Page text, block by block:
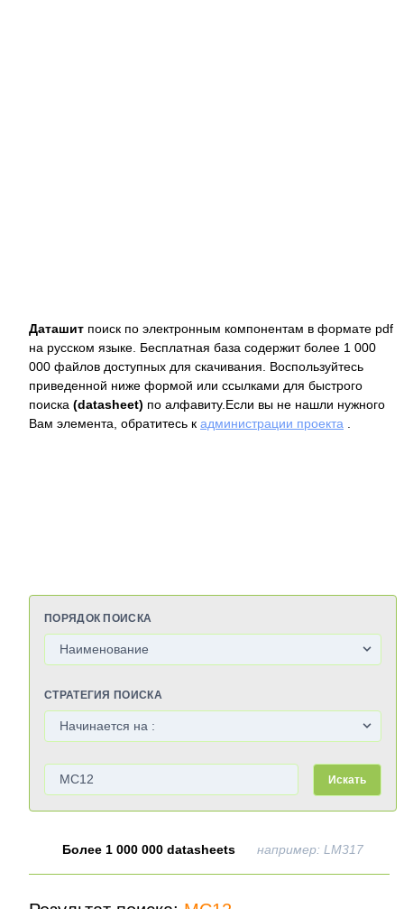
Даташит поиск по электронным компонентам в формате pdf
на русском языке. Бесплатная база содержит более 1 000
000 файлов доступных для скачивания. Воспользуйтесь
приведенной ниже формой или ссылками для быстрого
поиска (datasheet) по алфавиту.Если вы не нашли нужного
Вам элемента, обратитесь к администрации проекта
ПОРЯДОК ПОИСКА
СТРАТЕГИЯ ПОИСКА
Искать
Более 1 000 000 datasheets например: LM317